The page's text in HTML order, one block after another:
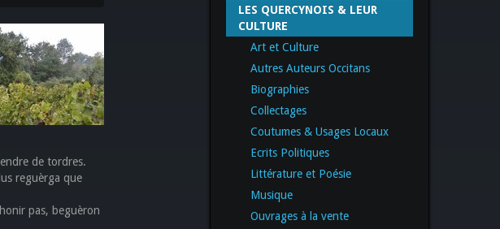
de tordres.
reguèrga que
pas, beguèron
LES QUERCYNOIS & LEUR
CULTURE
Art et Culture
Autres Auteurs Occitans
Biographies
Collectages
Coutumes & Usages Locaux
Ecrits Politiques
Littérature et Poésie
Musique
Ouvrages à la vente